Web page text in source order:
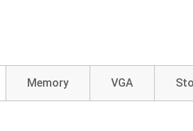
Memory VGA